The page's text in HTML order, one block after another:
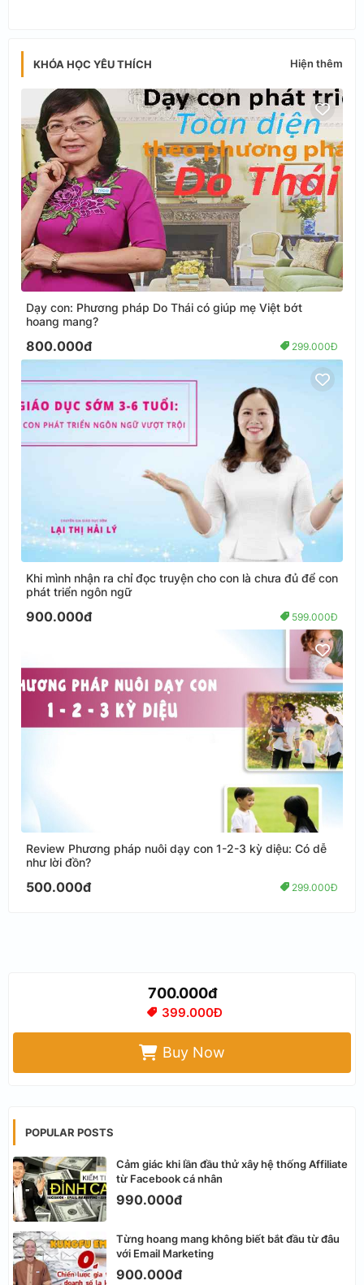
KHÓA HỌC YÊU THÍCH Hiện thêm
Dạy con: Phương pháp Do Thái có giúp mẹ Việt bớt
hoang mang?
800.000đ 299.000Đ
Khi mình nhận ra chỉ đọc truyện cho con là chưa đủ để con
phát triển ngôn ngữ
900.000đ 599.000Đ
Review Phương pháp nuôi dạy con 1-2-3 kỳ diệu: Có dễ
như lời đồn?
500.000đ 299.000Đ
700.000đ
399.000Đ
Buy Now
POPULAR POSTS
Cảm giác khi lần đầu thử xây hệ thống Affiliate
từ Facebook cá nhân
990.000đ
Từng hoang mang không biết bắt đầu từ đâu
với Email Marketing
900.000đ